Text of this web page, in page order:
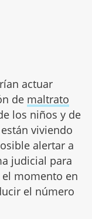
actuar
de maltrato
los niños y de
viviendo
alertar a
judicial para
el momento en
el número